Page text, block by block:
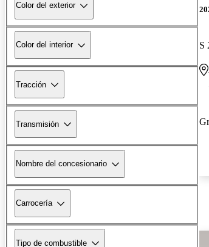
Color del exterior
Color del interior
Tracción
Transmisión
Nombre del concesionario
Carrocería
Tipo de combustible
S